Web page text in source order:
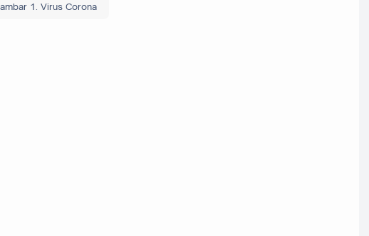
1. Virus Corona